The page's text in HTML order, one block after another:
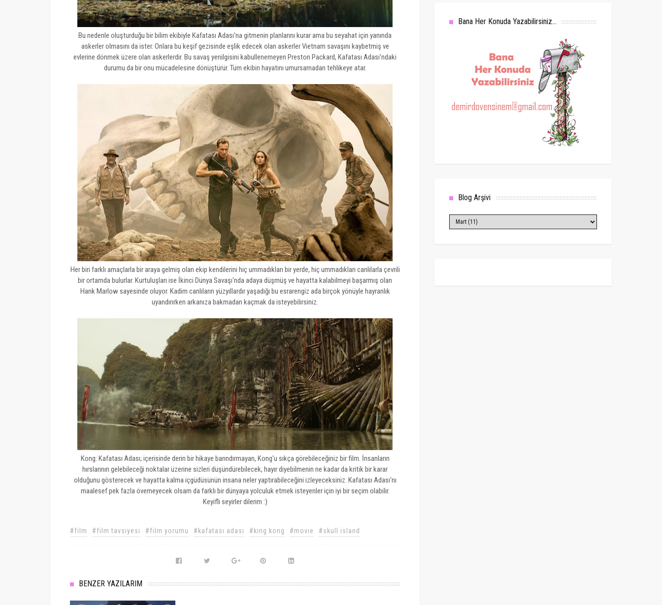
Bu nedenle oluşturduğu bir bilim ekibiyle Kafatası Adası'na gitmenin planlarını kurar ama bu seyahat için yanında
askerler olmasını da ister. Onlara bu keşif gezisinde eşlik edecek olan askerler Vietnam savaşını kaybetmiş ve
evlerine dönmek üzere olan askerlerdir. Bu savaş yenilgisini kabullenemeyen Preston Packard, Kafatası Adası'ndaki
durumu da bir onu mücadelesine dönüştürür. Tüm ekibin hayatını umursamadan tehlikeye atar.
Her biri farklı amaçlarla bir araya gelmiş olan ekip kendilerini hiç ummadıkları bir yerde, hiç ummadıkları canlılarla çevrili
bir ortamda bulurlar. Kurtuluşları ise İkinci Dünya Savaşı'nda adaya düşmüş ve hayatta kalabilmeyi başarmış olan
Hank Marlow sayesinde oluyor. Kadim canlıların yüzyıllardır yaşadığı bu esrarengiz ada birçok yönüyle hayranlık
uyandırırken arkanıza bakmadan kaçmak da isteyebilirsiniz.
Kong: Kafatası Adası; içerisinde derin bir hikaye barındırmayan, Kong'u sıkça görebileceğiniz bir film. İnsanların
hırslarının gelebileceği noktalar üzerine sizleri düşündürebilecek, hayır diyebilmenin ne kadar da kritik bir karar
olduğunu gösterecek ve hayatta kalma içgüdüsünün insana neler yaptırabileceğini izleyeceksiniz. Kafatası Adası'nı
maalesef pek fazla övemeyecek olsam da farklı bir dünyaya yolculuk etmek isteyenler için iyi bir seçim olabilir.
Keyifli seyirler dilerim :)
#film #film tavsiyesi #film yorumu #kafatası adası #king kong #movie #skull island
BENZER YAZILARIM
Bana Her Konuda Yazabilirsiniz...
Blog Arşivi